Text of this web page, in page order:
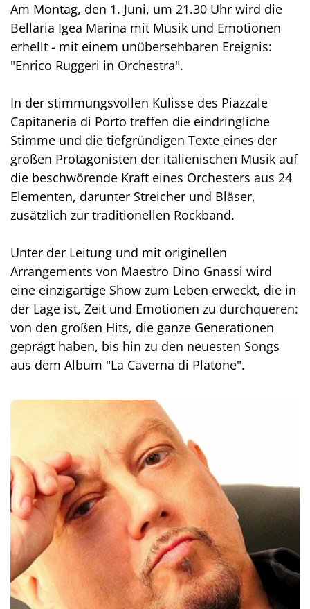
Am Montag, den 1. Juni, um 21.30 Uhr wird die
Bellaria Igea Marina mit Musik und Emotionen
erhellt - mit einem unübersehbaren Ereignis:
"Enrico Ruggeri in Orchestra".
In der stimmungsvollen Kulisse des Piazzale
Capitaneria di Porto treffen die eindringliche
Stimme und die tiefgründigen Texte eines der
großen Protagonisten der italienischen Musik auf
die beschwörende Kraft eines Orchesters aus 24
Elementen, darunter Streicher und Bläser,
zusätzlich zur traditionellen Rockband.
Unter der Leitung und mit originellen
Arrangements von Maestro Dino Gnassi wird
eine einzigartige Show zum Leben erweckt, die in
der Lage ist, Zeit und Emotionen zu durchqueren:
von den großen Hits, die ganze Generationen
geprägt haben, bis hin zu den neuesten Songs
aus dem Album "La Caverna di Platone".